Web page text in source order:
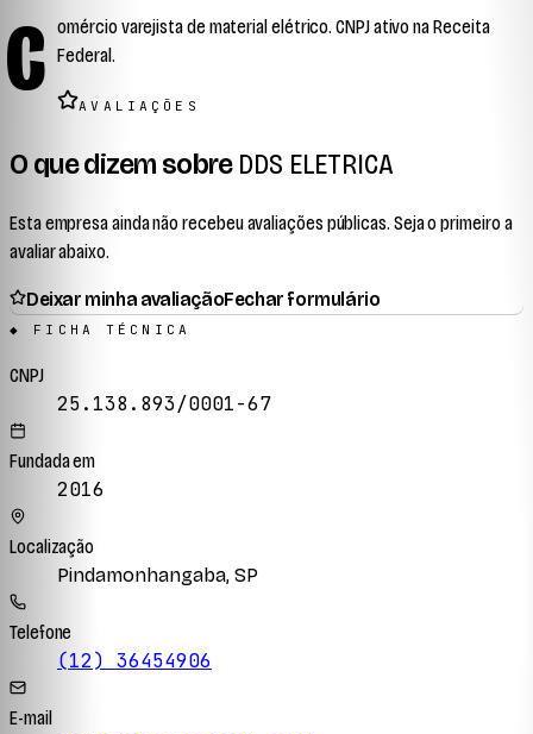
C omércio varejista de material elétrico. CNPJ ativo na Receita
Federal.
AVALIAÇÕES
O que dizem sobre DDS ELETRICA
Esta empresa ainda não recebeu avaliações públicas. Seja o primeiro a
avaliar abaixo.
Deixar minha avaliaçãoFechar formulário
◆ FICHA TÉCNICA
CNPJ
25.138.893/0001-67
Fundada em
2016
Localização
Pindamonhangaba, SP
Telefone
(12) 36454906
E-mail